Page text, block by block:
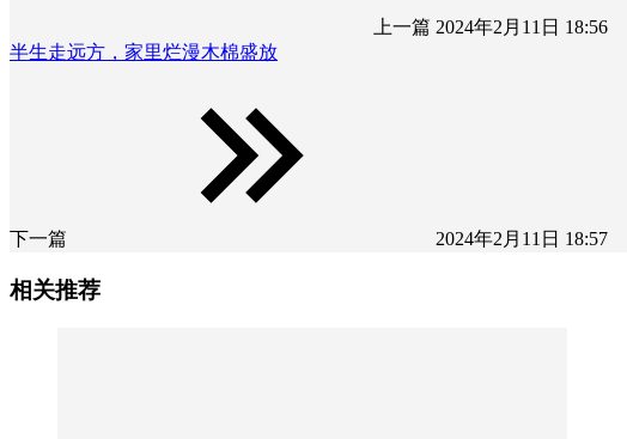
上一篇 2024年2月11日 18:56
半生走远方，家里烂漫木棉盛放
下一篇 2024年2月11日 18:57
相关推荐